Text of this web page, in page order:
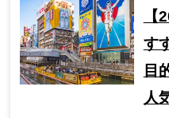
す
目
人